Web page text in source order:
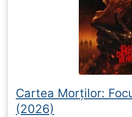
Cartea Morților:
(2026)